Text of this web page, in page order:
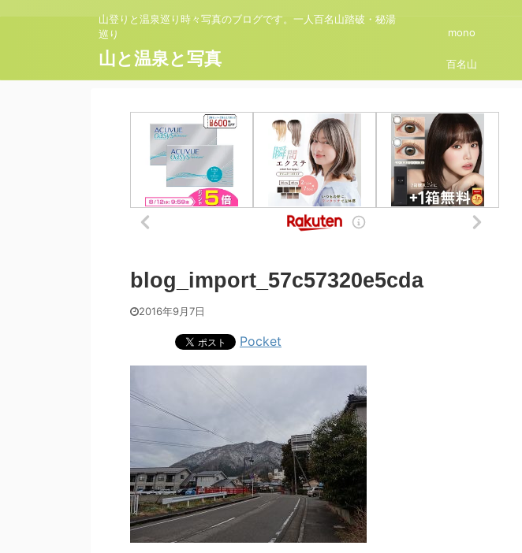
山登りと温泉巡り時々写真のブログです。一人百名山踏破・秘湯
巡り
山と温泉と写真
mono
百名山
blog_import_57c57320e5cda
2016年9月7日
Pocket